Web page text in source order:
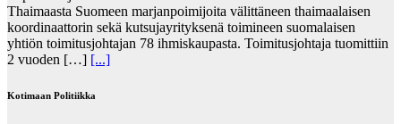
Thaimaasta Suomeen marjanpoimijoita välittäneen thaimaalaisen
koordinaattorin sekä kutsujayrityksenä toimineen suomalaisen
yhtiön toimitusjohtajan 78 ihmiskaupasta. Toimitusjohtaja tuomittiin
2 vuoden […] [...]
Kotimaan Politiikka